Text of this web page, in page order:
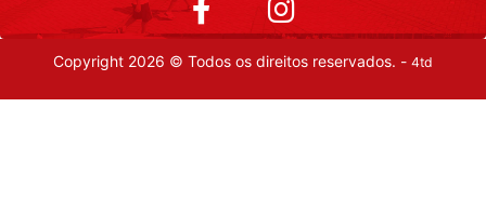
Copyright 2026 © Todos os direitos reservados. - 4td